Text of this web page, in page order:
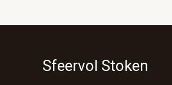
Sfeervol Stoken